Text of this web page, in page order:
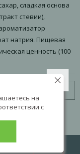
сладкая основа
стевии),
натрия. Пищевая
ценность (100
Узнать цену
на
с